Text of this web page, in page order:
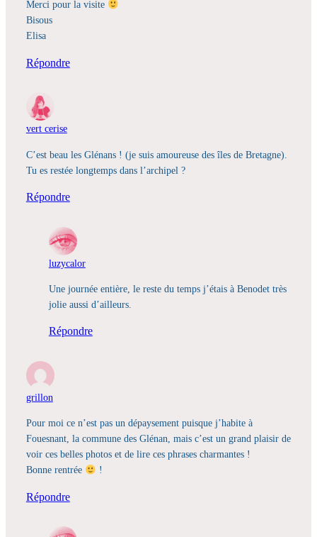
Merci pour la visite
Bisous
Elisa
Répondre
vert cerise
C’est beau les Glénans ! (je suis amoureuse des îles de Bretagne).
Tu es restée longtemps dans l’archipel ?
Répondre
luzycalor
Une journée entière, le reste du temps j’étais à Benodet très
jolie aussi d’ailleurs.
Répondre
grillon
Pour moi ce n’est pas un dépaysement puisque j’habite à
Fouesnant, la commune des Glénan, mais c’est un grand plaisir de
voir ces belles photos et de lire ces phrases charmantes !
Bonne rentrée
!
Répondre